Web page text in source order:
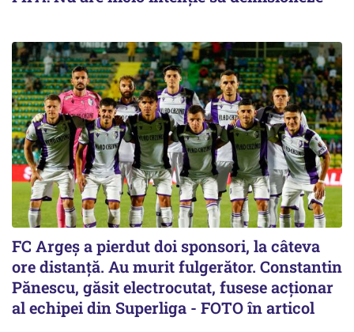
FC Argeș a pierdut doi sponsori, la câteva
ore distanță. Au murit fulgerător. Constantin
Pănescu, găsit electrocutat, fusese acționar
al echipei din Superliga - FOTO în articol